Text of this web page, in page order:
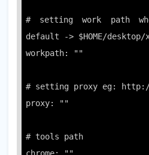
# setting work path
default -> $HOME/desktop/
workpath: ""
# setting proxy eg:
proxy: ""
# tools path
chrome: ""